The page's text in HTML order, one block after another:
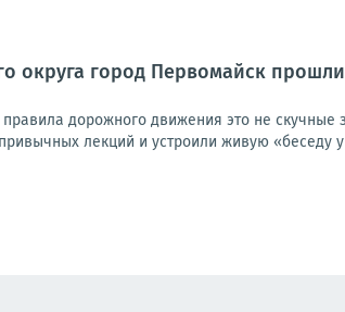
округа город Первомайск
дорожного движения это не скучные
лекций и устроили живую «беседу